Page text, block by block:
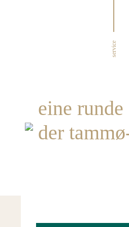
service
eine runde
der